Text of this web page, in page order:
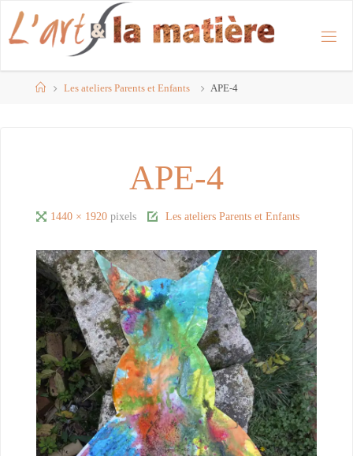
content
HomeLes ateliers Parents et Enfants APE-4
APE-4
Full1440 × 1920 pixels Les ateliers Parents et Enfants